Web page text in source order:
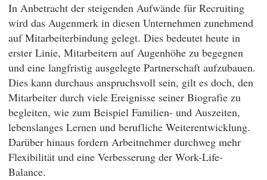
In Anbetracht der steigenden Aufwände für Recruiting
wird das Augenmerk in diesen Unternehmen zunehmend
auf Mitarbeiterbindung gelegt. Dies bedeutet heute in
erster Linie, Mitarbeitern auf Augenhöhe zu begegnen
und eine langfristig ausgelegte Partnerschaft aufzubauen.
Dies kann durchaus anspruchsvoll sein, gilt es doch, den
Mitarbeiter durch viele Ereignisse seiner Biografie zu
begleiten, wie zum Beispiel Familien- und Auszeiten,
lebenslanges Lernen und berufliche Weiterentwicklung.
Darüber hinaus fordern Arbeitnehmer durchweg mehr
Flexibilität und eine Verbesserung der Work-Life-
Balance.